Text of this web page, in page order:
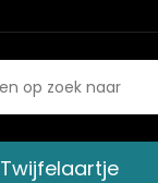
Twijfelaartje